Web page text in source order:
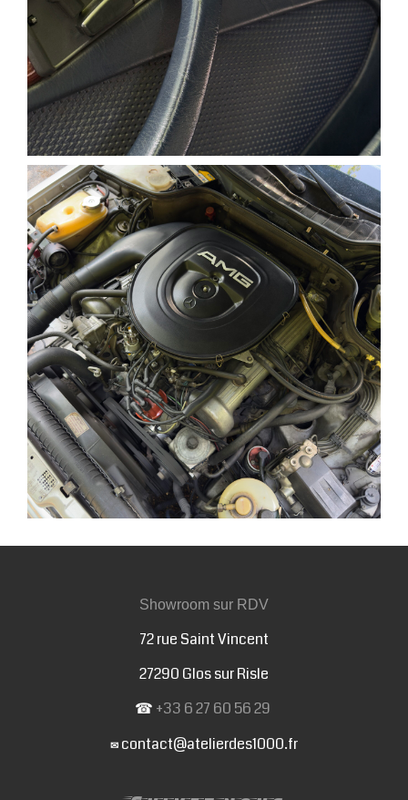
Showroom sur RDV
72 rue Saint Vincent
27290 Glos sur Risle
☎ +33 6 27 60 56 29
✉ contact@atelierdes1000.fr